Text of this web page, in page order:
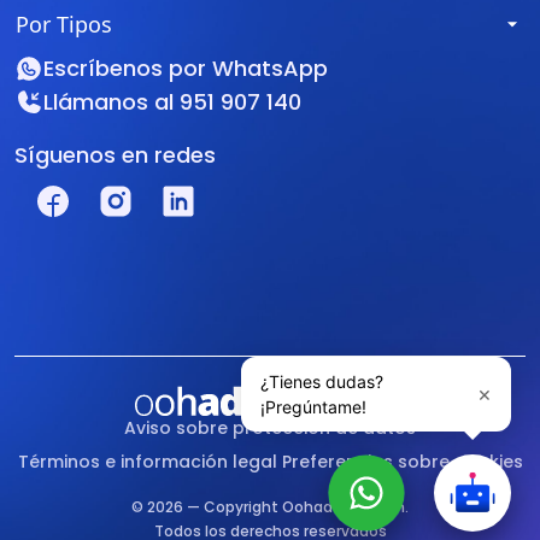
Por Tipos
Escríbenos por WhatsApp
Llámanos al 951 907 140
Síguenos en redes
© 2026 — Copyright Oohadvisor.com.
Todos los derechos reservados
Aviso sobre protección de datos
Términos e información legal Preferencias sobre cookies